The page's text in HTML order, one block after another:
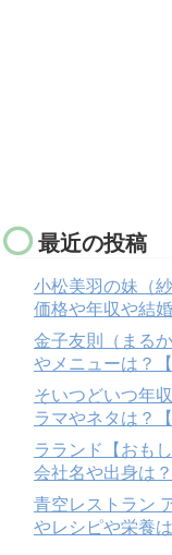
最近の投稿
小松美羽の妹（
価格や年収や結
金子友則（まる
やメニューは？
そいつどいつ年
ラマやネタは？
ラランド【おも
会社名や出身は
青空レストラン
やレシピや栄養